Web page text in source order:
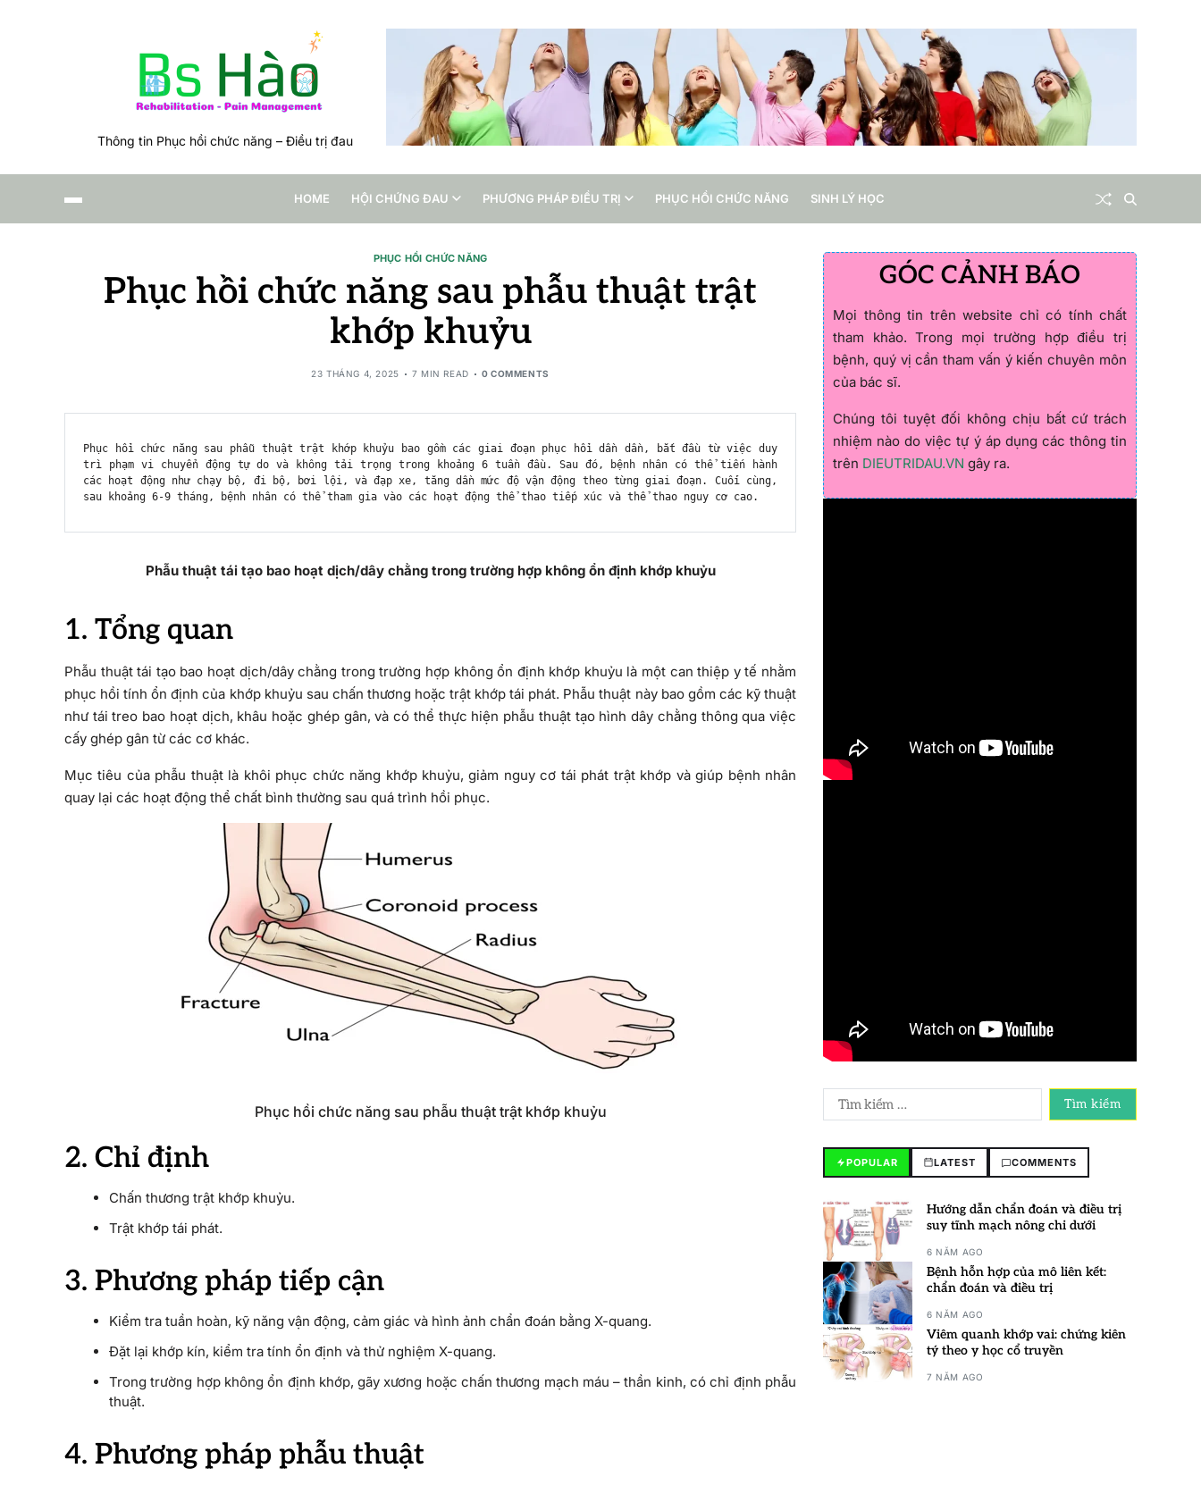
Thông tin Phục hồi chức năng – Điều trị đau
HOME HỘI CHỨNG ĐAU PHƯƠNG PHÁP ĐIỀU TRỊ PHỤC HỒI CHỨC NĂNG SINH LÝ HỌC
PHỤC HỒI CHỨC NĂNG
Phục hồi chức năng sau phẫu thuật trật
khớp khuỷu
23 THÁNG 4, 2025 7 MIN READ 0 COMMENTS
Phục hồi chức năng sau phẫu thuật trật khớp khuỷu bao gồm các giai đoạn phục hồi dần dần, bắt đầu từ việc duy
trì phạm vi chuyển động tự do và không tải trọng trong khoảng 6 tuần đầu. Sau đó, bệnh nhân có thể tiến hành
các hoạt động như chạy bộ, đi bộ, bơi lội, và đạp xe, tăng dần mức độ vận động theo từng giai đoạn. Cuối cùng,
sau khoảng 6-9 tháng, bệnh nhân có thể tham gia vào các hoạt động thể thao tiếp xúc và thể thao nguy cơ cao.
Phẫu thuật tái tạo bao hoạt dịch/dây chằng trong trường hợp không ổn định khớp khuỷu
1. Tổng quan
Phẫu thuật tái tạo bao hoạt dịch/dây chằng trong trường hợp không ổn định khớp khuỷu là một can thiệp y tế nhằm
phục hồi tính ổn định của khớp khuỷu sau chấn thương hoặc trật khớp tái phát. Phẫu thuật này bao gồm các kỹ thuật
như tái treo bao hoạt dịch, khâu hoặc ghép gân, và có thể thực hiện phẫu thuật tạo hình dây chằng thông qua việc
cấy ghép gân từ các cơ khác.
Mục tiêu của phẫu thuật là khôi phục chức năng khớp khuỷu, giảm nguy cơ tái phát trật khớp và giúp bệnh nhân
quay lại các hoạt động thể chất bình thường sau quá trình hồi phục.
Phục hồi chức năng sau phẫu thuật trật khớp khuỷu
2. Chỉ định
Chấn thương trật khớp khuỷu.
Trật khớp tái phát.
3. Phương pháp tiếp cận
Kiểm tra tuần hoàn, kỹ năng vận động, cảm giác và hình ảnh chẩn đoán bằng X-quang.
Đặt lại khớp kín, kiểm tra tính ổn định và thử nghiệm X-quang.
Trong trường hợp không ổn định khớp, gãy xương hoặc chấn thương mạch máu – thần kinh, có chỉ định phẫu
thuật.
4. Phương pháp phẫu thuật
GÓC CẢNH BÁO
Mọi thông tin trên website chỉ có tính chất
tham khảo. Trong mọi trường hợp điều trị
bệnh, quý vị cần tham vấn ý kiến chuyên môn
của bác sĩ.
Chúng tôi tuyệt đối không chịu bất cứ trách
nhiệm nào do việc tự ý áp dụng các thông tin
trên DIEUTRIDAU.VN gây ra.
POPULAR LATEST COMMENTS
Hướng dẫn chẩn đoán và điều trị
suy tĩnh mạch nông chi dưới
6 NĂM AGO
Bệnh hỗn hợp của mô liên kết:
chẩn đoán và điều trị
6 NĂM AGO
Viêm quanh khớp vai: chứng kiên
tý theo y học cổ truyền
7 NĂM AGO